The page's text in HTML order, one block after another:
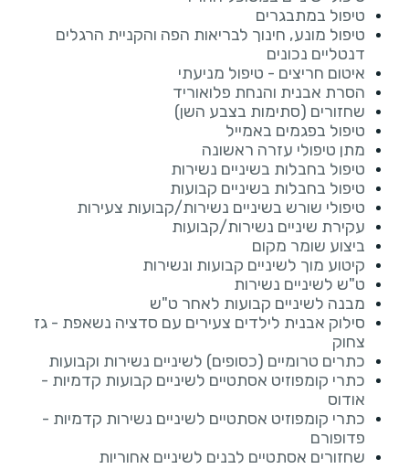
טיפול במתבגרים
טיפול מונע, חינוך לבריאות הפה והקניית הרגלים
דנטליים נכונים
איטום חריצים - טיפול מניעתי
הסרת אבנית והנחת פלואוריד
שחזורים (סתימות בצבע השן)
טיפול בפגמים באמייל
מתן טיפולי עזרה ראשונה
טיפול בחבלות בשיניים נשירות
טיפול בחבלות בשיניים קבועות
טיפולי שורש בשיניים נשירות/קבועות צעירות
עקירת שיניים נשירות/קבועות
ביצוע שומר מקום
קיטוע מוך לשיניים קבועות ונשירות
ט"ש לשיניים נשירות
מבנה לשיניים קבועות לאחר ט"ש
סילוק אבנית לילדים צעירים עם סדציה נשאפת - גז
צחוק
כתרים טרומיים (כסופים) לשיניים נשירות וקבועות
כתרי קומפוזיט אסתטיים לשיניים קבועות קדמיות -
אודוס
כתרי קומפוזיט אסתטיים לשיניים נשירות קדמיות -
פדופורם
שחזורים אסתטיים לבנים לשיניים אחוריות